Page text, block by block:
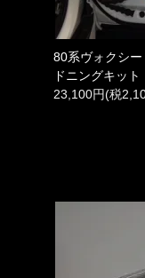
80系ヴォクシ
ドニングキッ
23,100円(税